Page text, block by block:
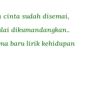
cinta sudah disemai,
dikumandangkan..
baru lirik kehidupan